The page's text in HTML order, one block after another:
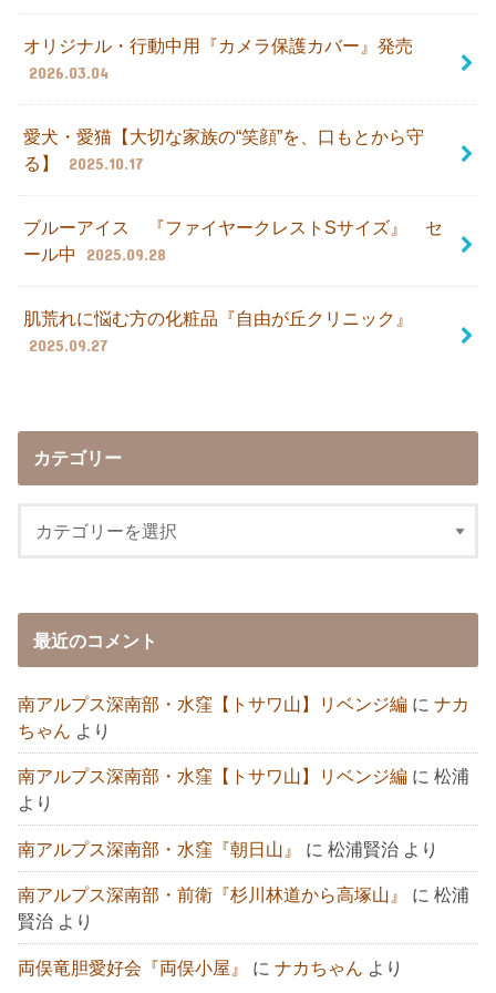
オリジナル・行動中用『カメラ保護カバー』発売
2026.03.04
愛犬・愛猫【大切な家族の“笑顔”を、口もとから守
る】
2025.10.17
ブルーアイス 『ファイヤークレストSサイズ』 セ
ール中
2025.09.28
肌荒れに悩む方の化粧品『自由が丘クリニック』
2025.09.27
カテゴリー
最近のコメント
南アルプス深南部・水窪【トサワ山】リベンジ編 にナカ
ちゃん より
南アルプス深南部・水窪【トサワ山】リベンジ編 に松浦
より
南アルプス深南部・水窪『朝日山』 に松浦賢治 より
南アルプス深南部・前衛『杉川林道から高塚山』 に松浦
賢治 より
両俣竜胆愛好会『両俣小屋』 にナカちゃん より